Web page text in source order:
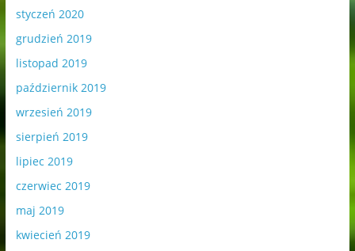
styczeń 2020
grudzień 2019
listopad 2019
październik 2019
wrzesień 2019
sierpień 2019
lipiec 2019
czerwiec 2019
maj 2019
kwiecień 2019